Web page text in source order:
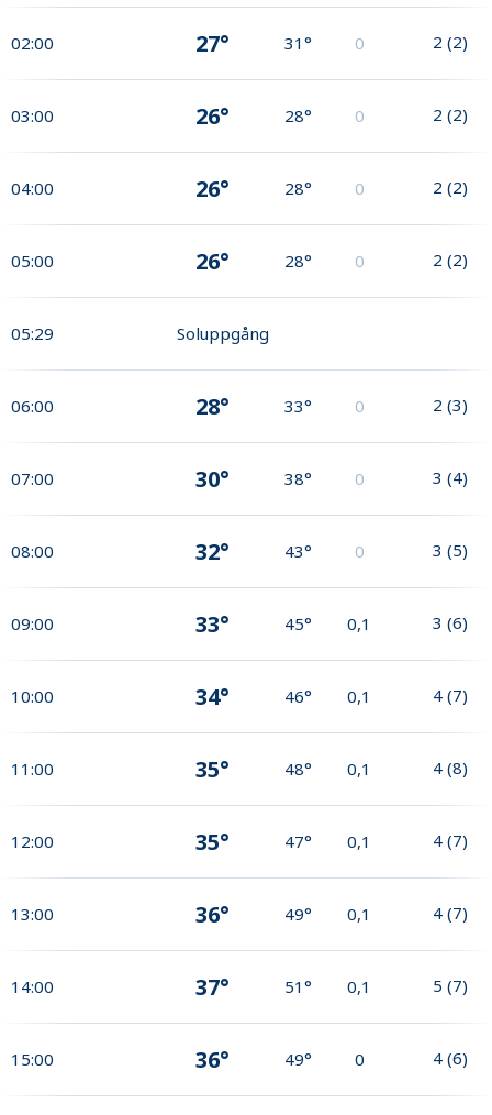
02:00 27° 31° 0 2 (2)
03:00 26° 28° 0 2 (2)
04:00 26° 28° 0 2 (2)
05:00 26° 28° 0 2 (2)
05:29 Soluppgång
06:00 28° 33° 0 2 (3)
07:00 30° 38° 0 3 (4)
08:00 32° 43° 0 3 (5)
09:00 33° 45° 0,1 3 (6)
10:00 34° 46° 0,1 4 (7)
11:00 35° 48° 0,1 4 (8)
12:00 35° 47° 0,1 4 (7)
13:00 36° 49° 0,1 4 (7)
14:00 37° 51° 0,1 5 (7)
15:00 36° 49° 0 4 (6)